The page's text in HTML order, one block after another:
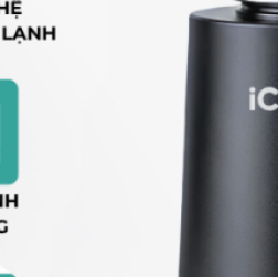
phẩm trong giỏ hàng.